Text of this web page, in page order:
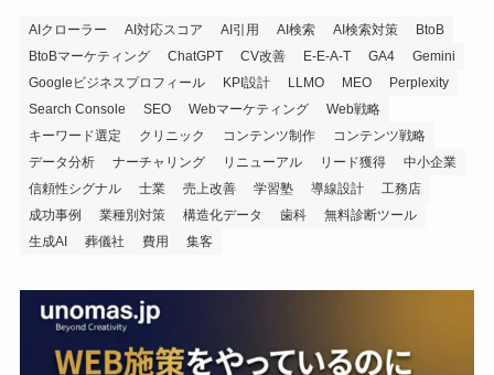
AIクローラー AI対応スコア AI引用 AI検索 AI検索対策
BtoB
BtoBマーケティング
ChatGPT CV改善 E-E-A-T GA4
Gemini
Googleビジネスプロフィール
KPI設計 LLMO MEO
Perplexity
Search Console
SEO Webマーケティング
Web戦略
キーワード選定
クリニック コンテンツ制作
コンテンツ戦略
データ分析
ナーチャリング リニューアル リード獲得
中小企業
信頼性シグナル
士業 売上改善 学習塾 導線設計
工務店
成功事例
業種別対策 構造化データ 歯科
無料診断ツール
生成AI
葬儀社 費用 集客